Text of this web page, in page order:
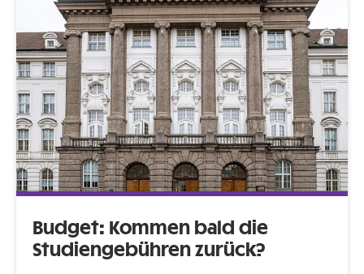
Budget: Kommen bald die
Studiengebühren zurück?